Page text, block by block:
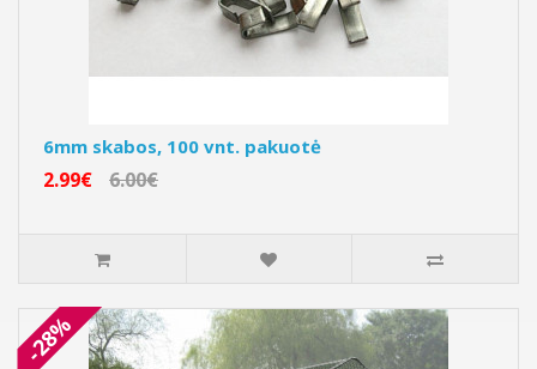
6mm skabos, 100 vnt. pakuotė
2.99€ 6.00€
-28%